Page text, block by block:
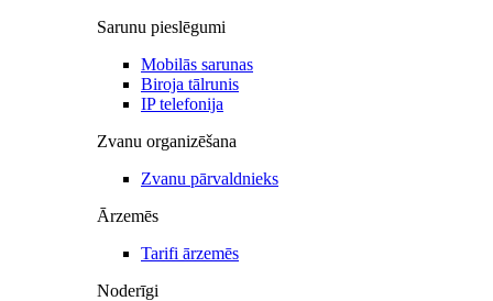
Sarunu pieslēgumi
Mobilās sarunas
Biroja tālrunis
IP telefonija
Zvanu organizēšana
Zvanu pārvaldnieks
Ārzemēs
Tarifi ārzemēs
Noderīgi